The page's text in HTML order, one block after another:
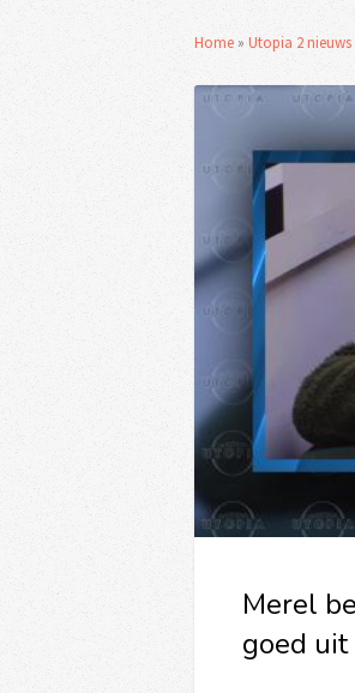
Home » Utopia 2 nieuws
Merel
goed